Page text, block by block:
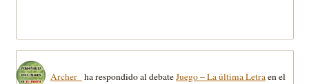
Archer_ ha respondido al debateJuego – La última Letraen el